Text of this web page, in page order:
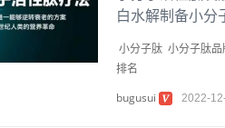
白水解制备小分
小分子肽 小分子肽品
排名
bugusui
2022-